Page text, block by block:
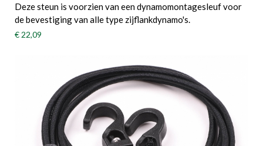
Deze steun is voorzien van een dynamomontagesleuf voor
de bevestiging van alle type zijflankdynamo's.
€ 22,09